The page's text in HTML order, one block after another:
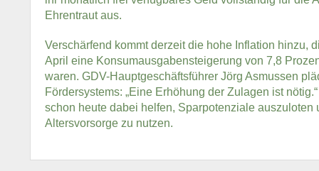
Ehrentraut aus.
Verschärfend kommt derzeit die hohe Inflation hinzu,
April eine Konsumausgabensteigerung von 7,8
waren. GDV-Hauptgeschäftsführer Jörg Asmussen
Fördersystems: „Eine Erhöhung der Zulagen ist
schon heute dabei helfen, Sparpotenziale
Altersvorsorge zu nutzen.